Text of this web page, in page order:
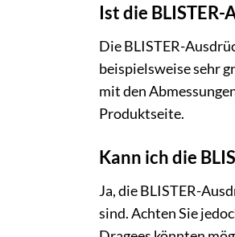
Ist die
Die BLISTER-
beispielsweise sehr
mit den
Produktseite.
Kann ich die
Ja, die BLISTER-
sind. Achten Sie